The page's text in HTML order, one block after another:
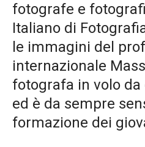
fotografe e
Italiano di
le immagini del
internazionale
fotografa in volo da
ed è da sempre
formazione dei